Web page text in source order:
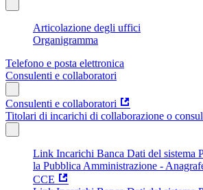
Articolazione degli uffici
Organigramma
Telefono e posta elettronica
Consulenti e collaboratori
Consulenti e collaboratori
Titolari di incarichi di collaborazione o
Link Incarichi Banca Dati del sistema
la Pubblica Amministrazione -
CCE